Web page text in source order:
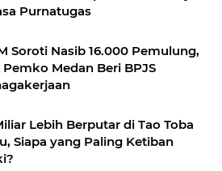
Purnatugas
Soroti Nasib 16.000 Pemulung,
Medan Beri BPJS
Lebih Berputar di Tao Toba
Siapa yang Paling Ketiban